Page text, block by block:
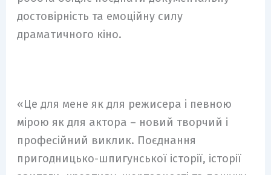
достовірність та емоційну силу
драматичного кіно.
«Це для мене як для режисера і певною
мірою як для актора – новий творчий і
професійний виклик. Поєднання
пригодницько-шпигунської історії, історії